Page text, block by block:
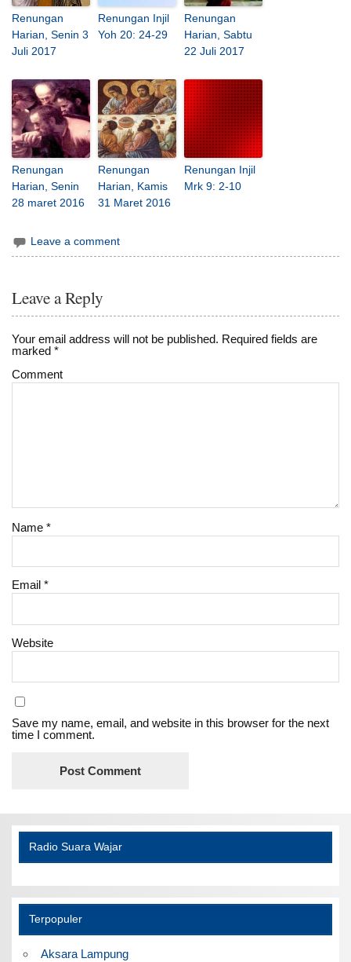
Renungan
Harian, Senin 3
Juli 2017
Renungan Injil
Yoh 20: 24-29
Renungan
Harian, Sabtu
22 Juli 2017
Renungan
Harian, Senin
28 maret 2016
Renungan
Harian, Kamis
31 Maret 2016
Renungan Injil
Mrk 9: 2-10
Leave a comment
Leave a Reply
Your email address will not be published. Required fields are
marked*
Comment
Name*
Email*
Website
Save my name, email, and website in this browser for the next
time I comment.
Radio Suara Wajar
Terpopuler
Aksara Lampung